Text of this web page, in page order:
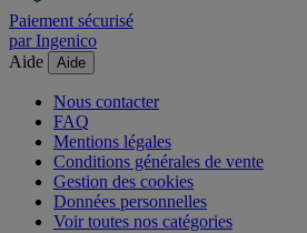
Paiement sécurisé
par Ingenico
Aide
Aide
Nous contacter
FAQ
Mentions légales
Conditions générales de vente
Gestion des cookies
Données personnelles
Voir toutes nos catégories